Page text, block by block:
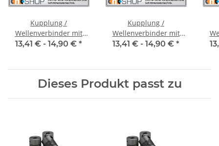
Kupplung /
Wellenverbinder mit
Klemmnaben FCT-20C
13,41 € - 14,90 € *
Kupplung /
Wellenverbinder mit
Klemmnaben FCT-20C
13,41 € - 14,90 € *
Dieses Produkt passt zu